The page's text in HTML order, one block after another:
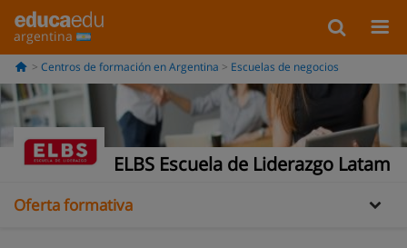
argentina
Centros de formación en Argentina Escuelas de negocios
ELBS Escuela de Liderazgo Latam
Información
Oferta formativa